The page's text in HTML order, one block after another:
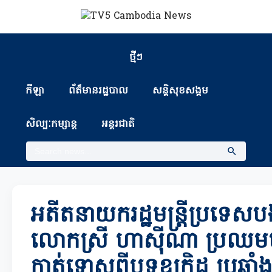
ថ្មីៗ
កីឡា ព័ត៏មានរដ្ឋបាល សន្តិសុខសង្គម
សិល្បៈកម្សាន្ត អន្តរជាតិ
អតីតនាយករដ្ឋមន្ត្រីប្រទេសប
លោកស្រី ហាស៊ីណា ប្រឈម